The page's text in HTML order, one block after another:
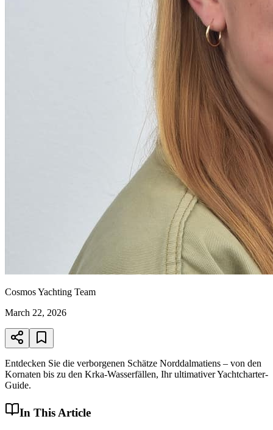
Cosmos Yachting Team
March 22, 2026
Entdecken Sie die verborgenen Schätze Norddalmatiens – von den
Kornaten bis zu den Krka-Wasserfällen, Ihr ultimativer Yachtcharter-
Guide.
In This Article